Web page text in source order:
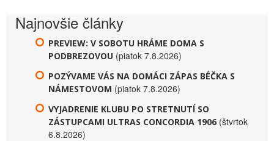
Najnovšie články
PREVIEW: V SOBOTU HRÁME DOMA S
PODBREZOVOU (piatok 7.8.2026)
POZÝVAME VÁS NA DOMÁCI ZÁPAS BÉČKA S
NÁMESTOVOM (piatok 7.8.2026)
VYJADRENIE KLUBU PO STRETNUTÍ SO
ZÁSTUPCAMI ULTRAS CONCORDIA 1906 (štvrtok
6.8.2026)